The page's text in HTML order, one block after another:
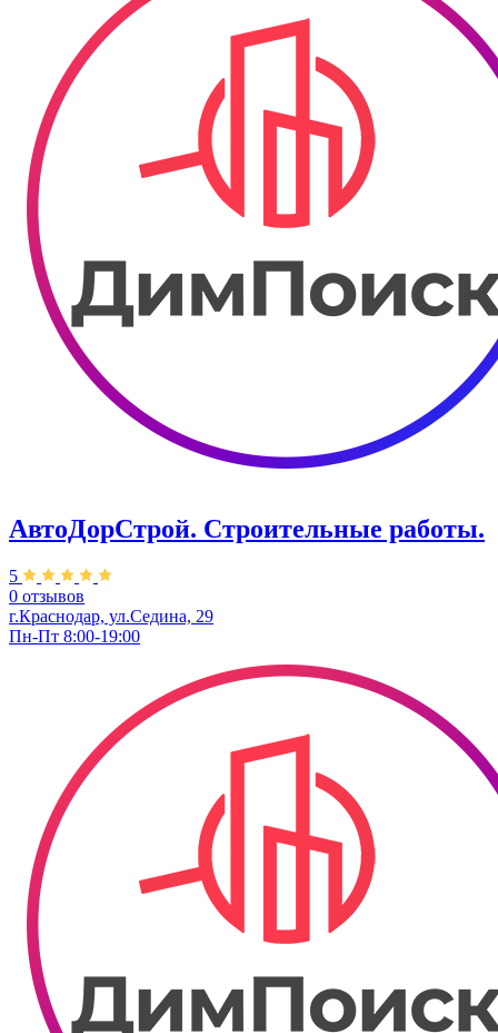
АвтоДорСтрой. Строительные работы.
5
0 отзывов
г.Краснодар, ул.Седина, 29
Пн-Пт 8:00-19:00